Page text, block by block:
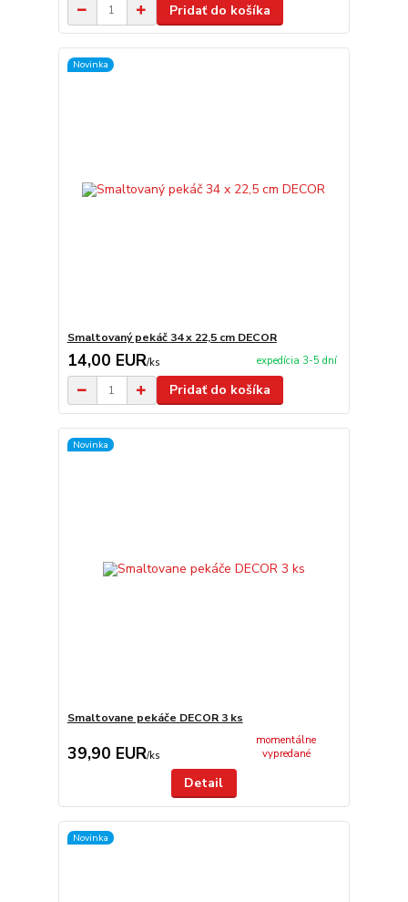
Pridať do košíka
Novinka
Smaltovaný pekáč 34 x 22,5 cm DECOR
14,00 EUR/ks expedícia 3-5 dní
Pridať do košíka
Novinka
Smaltovane pekáče DECOR 3 ks
39,90 EUR/ks
momentálne
vypredané
Detail
Novinka